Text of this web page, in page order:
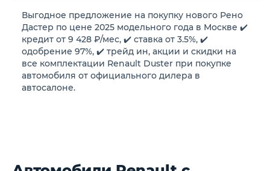
Расход в смешанном цикле
7.4/100км
Объем топливного бака
50 л
Выгодное предложение на покупку нового Рено
Дастер по цене 2025 модельного года в Москве ✔️
кредит от 9 428 ₽/мес, ✔️ ставка от 3.5%, ✔️
одобрение 97%, ✔️ трейд ин, акции и скидки на
все комплектации Renault Duster при покупке
автомобиля от официального дилера в
автосалоне.